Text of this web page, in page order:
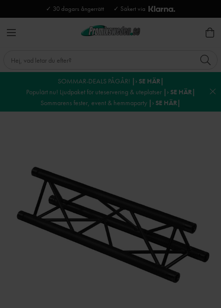
✓ 30 dagars ångerrätt ✓ Säkert via
SOMMAR-DEALS PÅGÅR! |› SE HÄR|
Populärt nu! Ljudpaket för uteservering & uteplatser |› SE HÄR|
Sommarens fester, event & hemmaparty |› SE HÄR|